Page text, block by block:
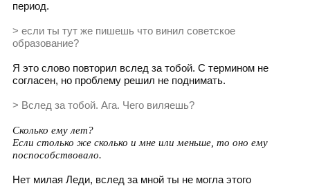
период.
> если ты тут же пишешь что винил советское
образование?
Я это слово повторил вслед за тобой. С термином не
согласен, но проблему решил не поднимать.
> Вслед за тобой. Ага. Чего виляешь?
Сколько ему лет?
Если столько же сколько и мне или меньше, то оно ему
поспособствовало.
Нет милая Леди, вслед за мной ты не могла этого